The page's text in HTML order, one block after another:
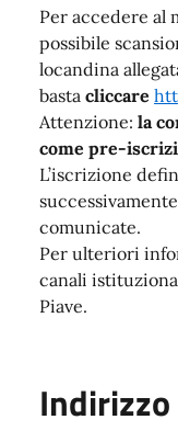
Per accedere al
possibile
locandina
basta cliccare
Attenzione: la
come pre-
L’iscrizione
comunicate.
Per ulteriori
canali
Piave.
Indirizzo